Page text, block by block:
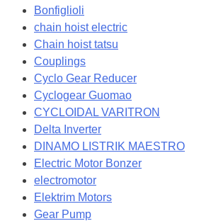
Bonfiglioli
chain hoist electric
Chain hoist tatsu
Couplings
Cyclo Gear Reducer
Cyclogear Guomao
CYCLOIDAL VARITRON
Delta Inverter
DINAMO LISTRIK MAESTRO
Electric Motor Bonzer
electromotor
Elektrim Motors
Gear Pump